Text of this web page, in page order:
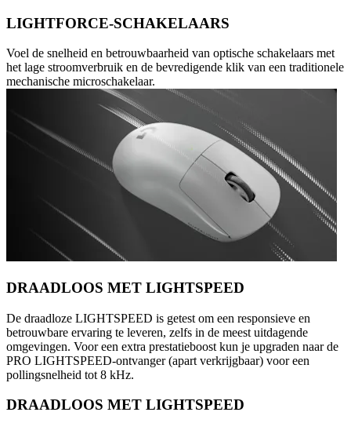
LIGHTFORCE-SCHAKELAARS
Voel de snelheid en betrouwbaarheid van optische schakelaars met
het lage stroomverbruik en de bevredigende klik van een traditionele
mechanische microschakelaar.
DRAADLOOS MET LIGHTSPEED
De draadloze LIGHTSPEED is getest om een responsieve en
betrouwbare ervaring te leveren, zelfs in de meest uitdagende
omgevingen. Voor een extra prestatieboost kun je upgraden naar de
PRO LIGHTSPEED-ontvanger (apart verkrijgbaar) voor een
pollingsnelheid tot 8 kHz.
DRAADLOOS MET LIGHTSPEED